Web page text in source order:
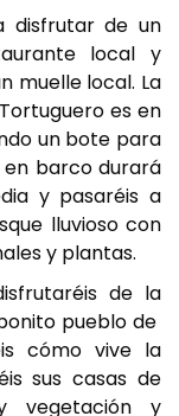
disfrutar de un
local y
muelle local. La
es en
un bote para
en barco durará
y pasaréis a
lluvioso con
y plantas.
de la
pueblo de
cómo vive la
sus casas de
vegetación y